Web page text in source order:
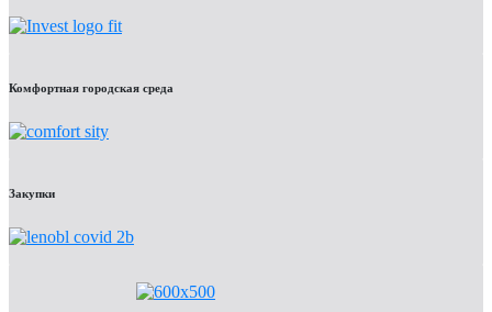
Комфортная городская среда
Закупки